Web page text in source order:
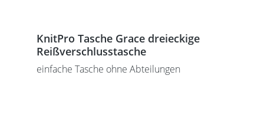
KnitPro Tasche Grace dreieckige
Reißverschlusstasche
einfache Tasche ohne Abteilungen